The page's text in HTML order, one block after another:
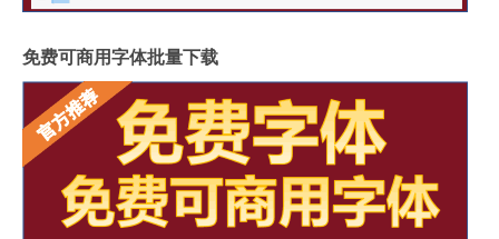
免费可商用字体批量下载